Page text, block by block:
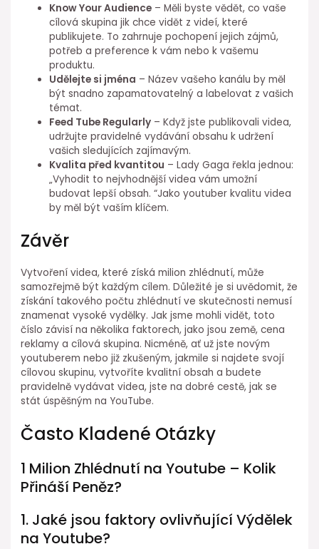
Know Your Audience – Měli byste vědět, co vaše
cílová skupina jik chce vidět z videí, které
publikujete. To zahrnuje pochopení jejich zájmů,
potřeb a preference k vám nebo k vašemu
produktu.
Udělejte si jména – Název vašeho kanálu by měl
být snadno zapamatovatelný a labelovat z vašich
témat.
Feed Tube Regularly – Když jste publikovali videa,
udržujte pravidelné vydávání obsahu k udržení
vašich sledujících zajímavým.
Kvalita před kvantitou – Lady Gaga řekla jednou:
„Vyhodit to nejvhodnější videa vám umožní
budovat lepší obsah. “Jako youtuber kvalitu videa
by měl být vaším klíčem.
Závěr
Vytvoření videa, které získá milion zhlédnutí, může
samozřejmě být každým cílem. Důležité je si uvědomit, že
získání takového počtu zhlédnutí ve skutečnosti nemusí
znamenat vysoké vydělky. Jak jsme mohli vidět, toto
číslo závisí na několika faktorech, jako jsou země, cena
reklamy a cílová skupina. Nicméně, ať už jste novým
youtuberem nebo již zkušeným, jakmile si najdete svojí
cílovou skupinu, vytvoříte kvalitní obsah a budete
pravidelně vydávat videa, jste na dobré cestě, jak se
stát úspěšným na YouTube.
Často Kladené Otázky
1 Milion Zhlédnutí na Youtube – Kolik
Přináší Peněz?
1. Jaké jsou faktory ovlivňující Výdělek
na Youtube?